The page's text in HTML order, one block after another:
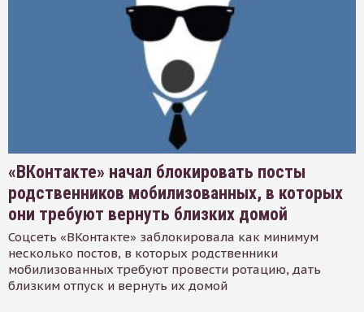
«ВКонтакте» начал блокировать посты
родственников мобилизованных, в которых
они требуют вернуть близких домой
Соцсеть «ВКонтакте» заблокировала как минимум
несколько постов, в которых родственники
мобилизованных требуют провести ротацию, дать
близким отпуск и вернуть их домой